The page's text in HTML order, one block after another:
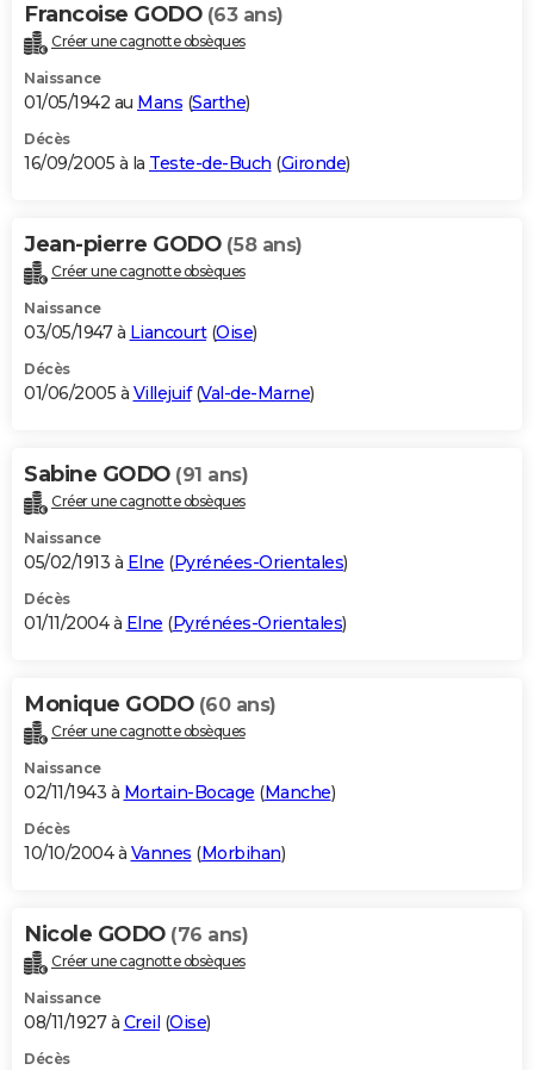
Francoise GODO (63 ans)
Créer une cagnotte obsèques
Naissance
01/05/1942 au Mans (Sarthe)
Décès
16/09/2005 à la Teste-de-Buch (Gironde)
Jean-pierre GODO (58 ans)
Créer une cagnotte obsèques
Naissance
03/05/1947 à Liancourt(Oise)
Décès
01/06/2005 à Villejuif(Val-de-Marne)
Sabine GODO (91 ans)
Créer une cagnotte obsèques
Naissance
05/02/1913 à Elne (Pyrénées-Orientales)
Décès
01/11/2004 à Elne (Pyrénées-Orientales)
Monique GODO (60 ans)
Créer une cagnotte obsèques
Naissance
02/11/1943 à Mortain-Bocage (Manche)
Décès
10/10/2004 à Vannes (Morbihan)
Nicole GODO (76 ans)
Créer une cagnotte obsèques
Naissance
08/11/1927 à Creil (Oise)
Décès